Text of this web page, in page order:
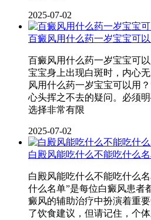
2025-07-02
百癜风用什么药一岁宝宝可以
百癜风用什么药一岁宝宝可
宝宝身上出现白斑时，内心
风用什么药一岁宝宝可以用
心头挥之不去的疑问。必须
选择非常有限
2025-07-02
白殿风能吃什么不能吃什么
白殿风能吃什么不能吃什么
什么名单”是每位白癜风患者
癜风的辅助治疗中扮演着重
了饮食建议，但请记住，个